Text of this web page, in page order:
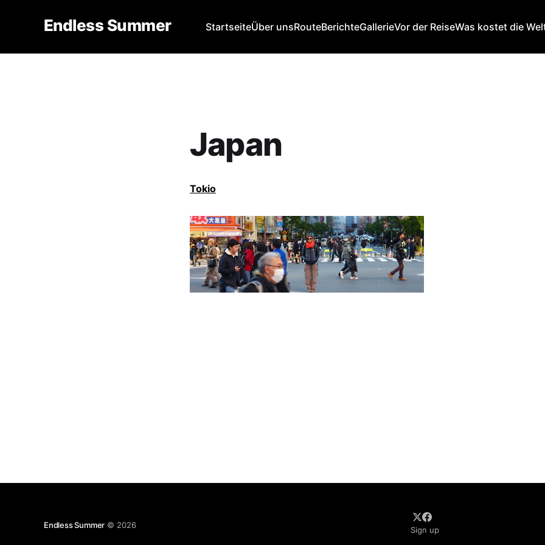
Endless Summer StartseiteÜber unsRouteBerichteGallerieVor der ReiseWas kostet die
Japan
Tokio
Endless Summer © 2026
Sign up